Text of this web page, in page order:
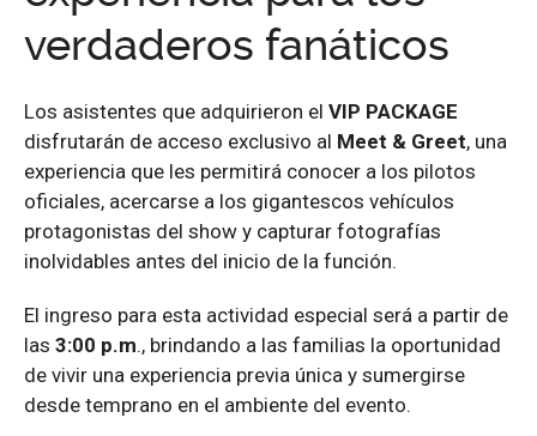
verdaderos fanáticos
Los asistentes que adquirieron el VIP PACKAGE
disfrutarán de acceso exclusivo al Meet & Greet, una
experiencia que les permitirá conocer a los pilotos
oficiales, acercarse a los gigantescos vehículos
protagonistas del show y capturar fotografías
inolvidables antes del inicio de la función.
El ingreso para esta actividad especial será a partir de
las 3:00 p.m., brindando a las familias la oportunidad
de vivir una experiencia previa única y sumergirse
desde temprano en el ambiente del evento.